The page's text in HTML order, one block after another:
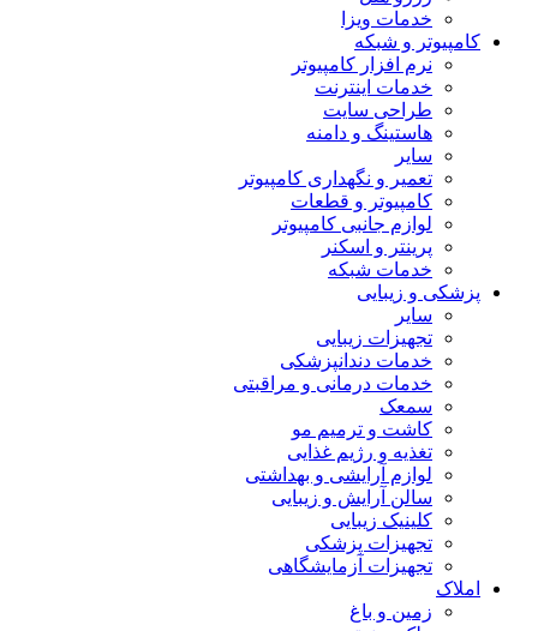
خدمات ویزا
کامپیوتر و شبکه
نرم افزار کامپیوتر
خدمات اینترنت
طراحی سایت
هاستینگ و دامنه
سایر
تعمیر و نگهداری کامپیوتر
کامپیوتر و قطعات
لوازم جانبی کامپیوتر
پرینتر و اسکنر
خدمات شبکه
پزشکی و زیبایی
سایر
تجهیزات زیبایی
خدمات دندانپزشکی
خدمات درمانی و مراقبتی
سمعک
کاشت و ترمیم مو
تغذیه و رژیم غذایی
لوازم آرایشی و بهداشتی
سالن آرایش و زیبایی
کلینیک زیبایی
تجهیزات پزشکی
تجهیزات آزمایشگاهی
املاک
زمین و باغ